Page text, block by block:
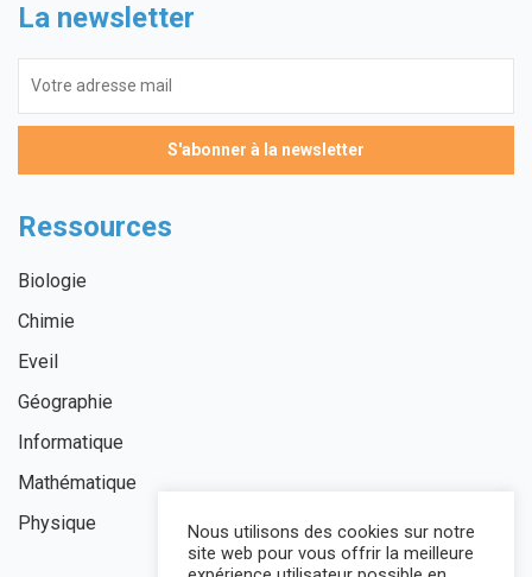
La newsletter
Ressources
Biologie
Chimie
Eveil
Géographie
Informatique
Mathématique
Physique
Nous utilisons des cookies sur notre
site web pour vous offrir la meilleure